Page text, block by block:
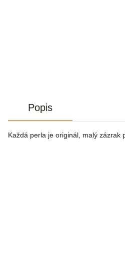
Popis
Každá perla je originál, malý